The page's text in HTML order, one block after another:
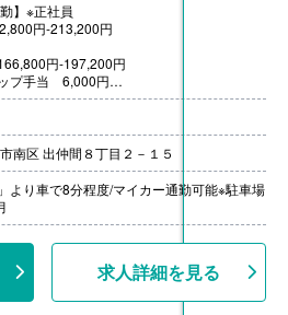
】※正社員
円-213,200円
円-197,200円
プ手当 6,000円
］
円（世帯主のみ支給）
円/回(6:30-15:15)
円/月※栄養士
（計3.1ヶ月分）※前年度実績
り※勤続3年以上------
理員/常勤】※正社員
円-179,000円
プ手当 6,000円
］
南区 出仲間８丁目２－１５
より車で8分程度/マイカー通勤可能※駐車場
求人詳細を見る